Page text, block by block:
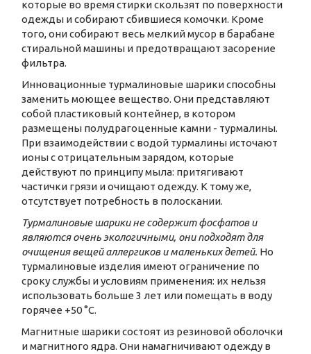
которые во время стирки скользят по поверхности
одежды и собирают сбившиеся комочки. Кроме
того, они собирают весь мелкий мусор в барабане
стиральной машины и предотвращают засорение
фильтра.
Инновационные турмалиновые шарики способны
заменить моющее вещество. Они представляют
собой пластиковый контейнер, в котором
размещены полудрагоценные камни - турмалины.
При взаимодействии с водой турмалины источают
ионы с отрицательным зарядом, которые
действуют по принципу мыла: притягивают
частички грязи и очищают одежду. К тому же,
отсутствует потребность в полоскании.
Турмалиновые шарики не содержит фосфатов и
являются очень экологичными, они подходят для
очищения вещей аллергиков и маленьких детей. Но
турмалиновые изделия имеют ограничение по
сроку службы и условиям применения: их нельзя
использовать больше 3 лет или помещать в воду
горячее +50 °С.
Магнитные шарики состоят из резиновой оболочки
и магнитного ядра. Они намагничивают одежду в